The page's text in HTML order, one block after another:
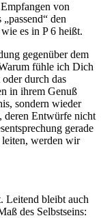
von
den
es in P 6 heißt.
gegenüber dem
fühle ich Dich
durch das
in ihrem Genuß
sondern wieder
deren Entwürfe nicht
gerade
werden wir
Leitend bleibt auch
des Selbstseins: